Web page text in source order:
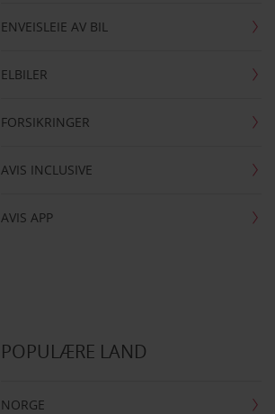
ENVEISLEIE AV BIL
ELBILER
FORSIKRINGER
AVIS INCLUSIVE
AVIS APP
POPULÆRE LAND
NORGE